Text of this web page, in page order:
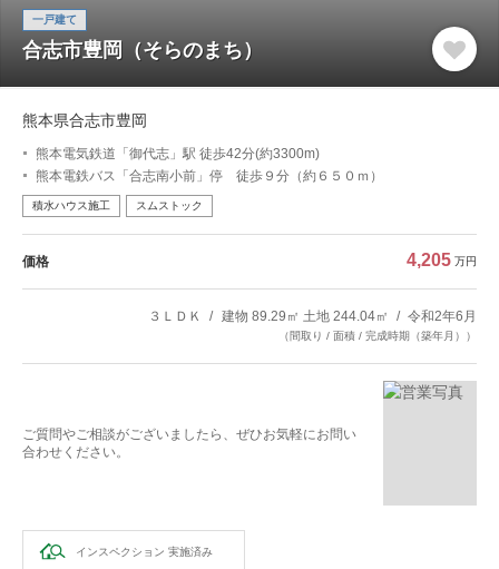
インスペクション 実施済み
一戸建て
合志市豊岡（そらのまち）
熊本県合志市豊岡
熊本電気鉄道「御代志」駅 徒歩42分(約3300m)
熊本電鉄バス「合志南小前」停 徒歩９分（約６５０ｍ）
積水ハウス施工 スムストック
価格 4,205 万円
３ＬＤＫ 建物 89.29㎡ 土地 244.04㎡ 令和2年6月
（間取り / 面積 / 完成時期（築年月））
ご質問やご相談がございましたら、ぜひお気軽にお問い
合わせください。